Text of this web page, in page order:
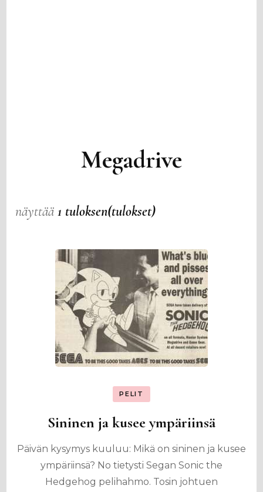
Megadrive
näyttää1 tuloksen(tulokset)
PELIT
Sininen ja kusee ympäriinsä
Päivän kysymys kuuluu: Mikä on sininen ja kusee
ympäriinsä? No tietysti Segan Sonic the
Hedgehog pelihahmo. Tosin johtuen